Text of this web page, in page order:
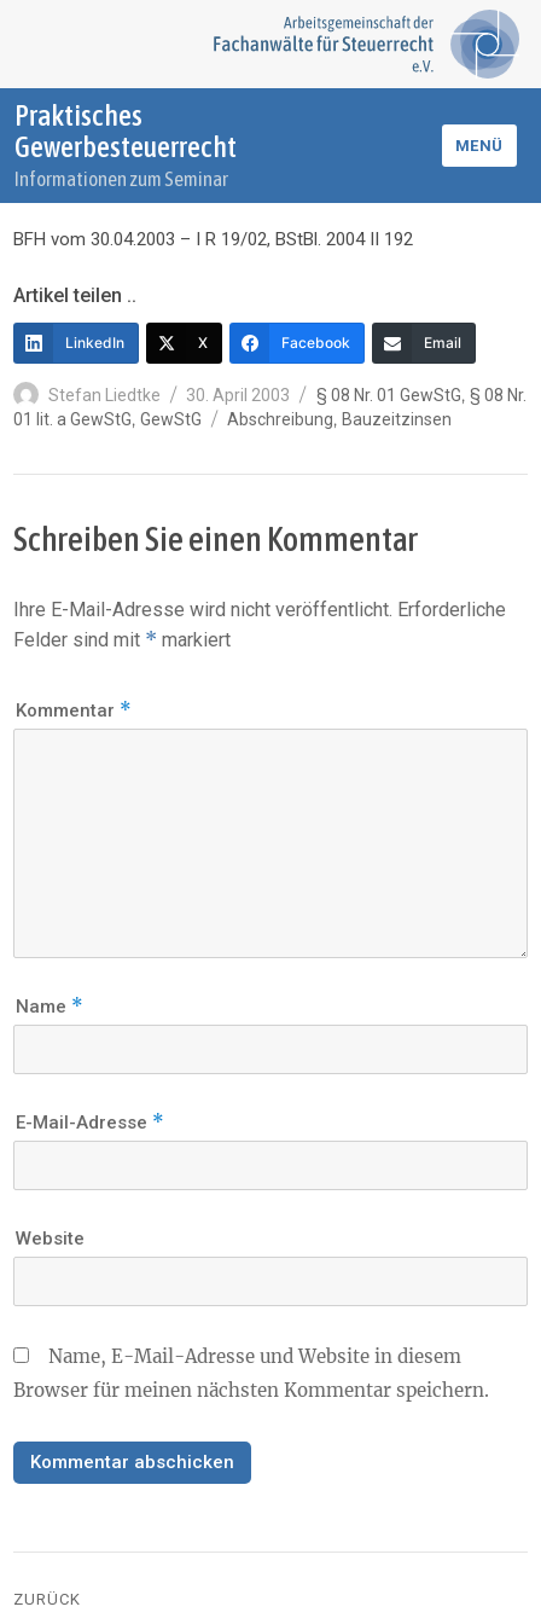
Praktisches
Gewerbesteuerrecht
Informationen zum Seminar
MENÜ
BFH vom 30.04.2003 – I R 19/02, BStBl. 2004 II 192
Artikel teilen ..
LinkedIn X Facebook Email
Autor
Stefan Liedtke
Veröffentlicht
am
30. April 2003 Kategorien
§ 08 Nr. 01 GewStG, § 08 Nr.
01 lit. a GewStG,GewStG Schlagwörter
Abschreibung,Bauzeitzinsen
Schreiben Sie einen Kommentar
Ihre E-Mail-Adresse wird nicht veröffentlicht. Erforderliche
Felder sind mit * markiert
Kommentar *
Name *
E-Mail-Adresse *
Website
Name, E-Mail-Adresse und Website in diesem
Browser für meinen nächsten Kommentar speichern.
ZURÜCK